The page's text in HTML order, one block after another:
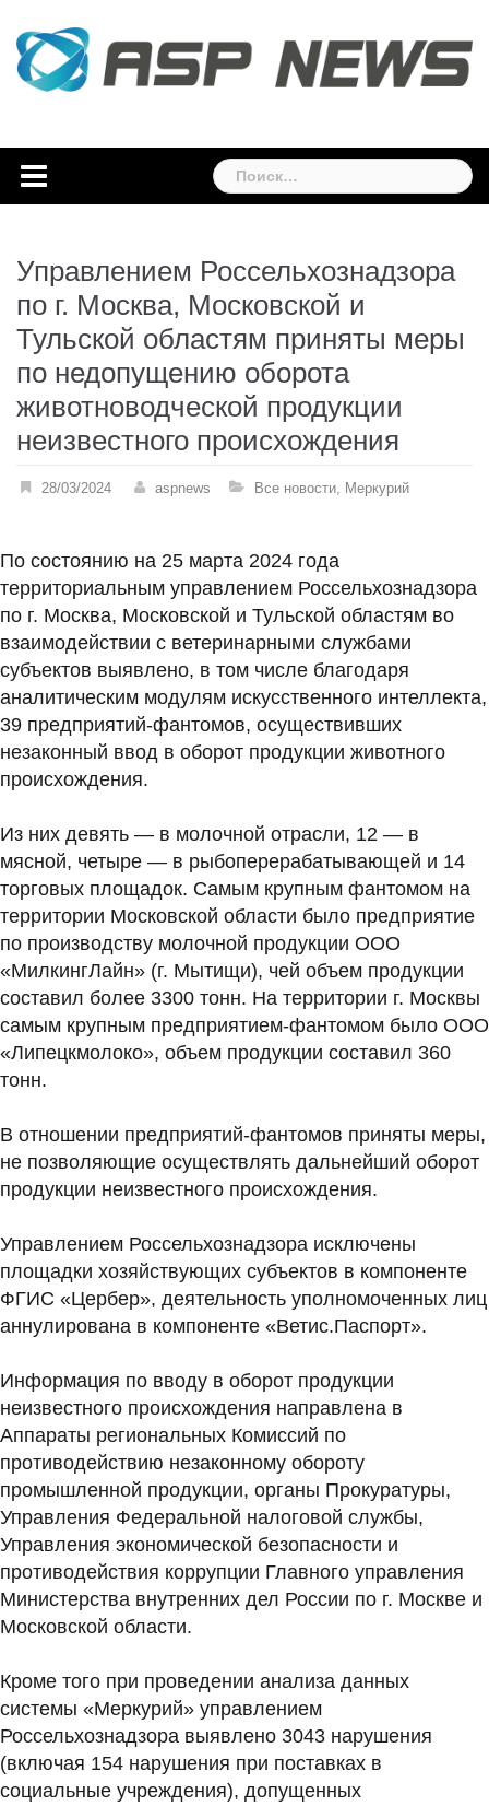
content
Найти:
Управлением Россельхознадзора
по г. Москва, Московской и
Тульской областям приняты меры
по недопущению оборота
животноводческой продукции
неизвестного происхождения
28/03/2024 aspnews Все новости, Меркурий
По состоянию на 25 марта 2024 года
территориальным управлением Россельхознадзора
по г. Москва, Московской и Тульской областям во
взаимодействии с ветеринарными службами
субъектов выявлено, в том числе благодаря
аналитическим модулям искусственного интеллекта,
39 предприятий-фантомов, осуществивших
незаконный ввод в оборот продукции животного
происхождения.
Из них девять — в молочной отрасли, 12 — в
мясной, четыре — в рыбоперерабатывающей и 14
торговых площадок. Самым крупным фантомом на
территории Московской области было предприятие
по производству молочной продукции ООО
«МилкингЛайн» (г. Мытищи), чей объем продукции
составил более 3300 тонн. На территории г. Москвы
самым крупным предприятием-фантомом было ООО
«Липецкмолоко», объем продукции составил 360
тонн.
В отношении предприятий-фантомов приняты меры,
не позволяющие осуществлять дальнейший оборот
продукции неизвестного происхождения.
Управлением Россельхознадзора исключены
площадки хозяйствующих субъектов в компоненте
ФГИС «Цербер», деятельность уполномоченных лиц
аннулирована в компоненте «Ветис.Паспорт».
Информация по вводу в оборот продукции
неизвестного происхождения направлена в
Аппараты региональных Комиссий по
противодействию незаконному обороту
промышленной продукции, органы Прокуратуры,
Управления Федеральной налоговой службы,
Управления экономической безопасности и
противодействия коррупции Главного управления
Министерства внутренних дел России по г. Москве и
Московской области.
Кроме того при проведении анализа данных
системы «Меркурий» управлением
Россельхознадзора выявлено 3043 нарушения
(включая 154 нарушения при поставках в
социальные учреждения), допущенных